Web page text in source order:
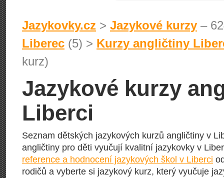
Jazykovky.cz > Jazykové kurzy –
Liberec (5) > Kurzy angličtiny
kurz)
Jazykové kurzy
Liberci
Seznam dětských jazykových kurzů angličtiny v
angličtiny pro děti vyučují kvalitní jazykovky v
reference a hodnocení jazykových škol v Liberci
rodičů a vyberte si jazykový kurz, který vyučuje